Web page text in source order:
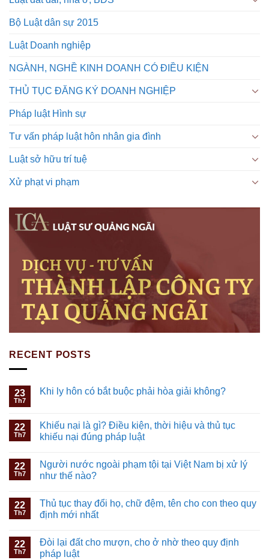
Bộ Luật dân sự 2015
Luật Doanh nghiệp
NGÀNH, NGHỀ KINH DOANH CÓ ĐIỀU KIỆN
THỦ TỤC ĐĂNG KÝ DOANH NGHIỆP
Pháp luật Hình sự
Tư vấn pháp luật hôn nhân gia đình
Luật sở hữu trí tuệ
Xử phạt vi phạm
RECENT POSTS
23
Th7
Khi ly hôn có bắt buộc phải hòa giải không?
22
Th7
Khiếu nại là gì? Điều kiện, thời hiệu và thủ tục
khiếu nại đúng pháp luật
22
Th7
Người nước ngoài phạm tội tại Việt Nam bị xử lý
như thế nào?
22
Th7
Thủ tục thay đổi họ, chữ đệm, tên cho con theo quy
định mới nhất
22
Th7
Đòi lại đất cho mượn, cho ở nhờ theo quy định
pháp luật